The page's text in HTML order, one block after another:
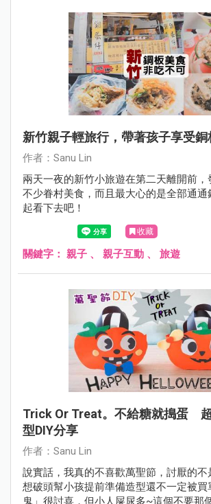
新竹親子輕旅行，帶著孩子享受銅
作者：Sanu Lin
兩天一夜的新竹小旅遊在第二天離開前
不少眷村美食，而且最大心的是全部通通
起看下去吧！
收藏
關鍵字： 親子 、 親子互動 、 旅遊
Trick Or Treat。不給糖就搗蛋
型DIY分享
作者：Sanu Lin
說實話，我真的不喜歡萬聖節，討厭的
想破頭幫小孩提前準備造型還不一定被買
鬼」很討喜，但小人屎尿多~這個不要那